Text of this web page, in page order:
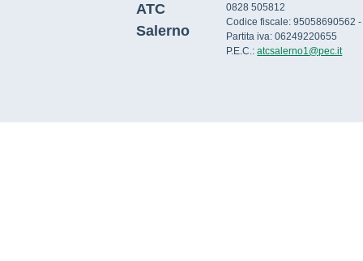
ATC
Salerno
0828 505812
Codice fiscale: 95058690562 -
Partita iva: 06249220655
P.E.C.:atcsalerno1@pec.it